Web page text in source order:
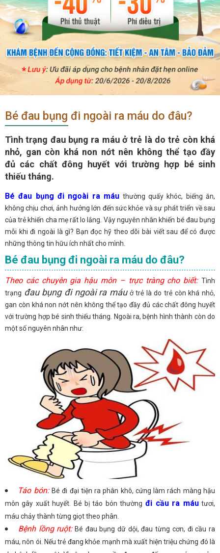
Bé đau bụng đi ngoài ra máu do đâu?
Tình trạng đau bụng ra máu ở trẻ là do trẻ còn khá
nhỏ, gan còn khá non nớt nên không thể tạo đầy
đủ các chất đông huyết với trường hợp bé sinh
thiếu tháng.
Bé đau bụng đi ngoài ra máu thường quấy khóc, biếng ăn,
không chịu chơi, ảnh hưởng lớn đến sức khỏe và sự phát triển về sau
của trẻ khiến cha mẹ rất lo lắng. Vậy nguyên nhân khiến bé đau bụng
mỗi khi đi ngoài là gì? Bạn đọc hỹ theo dõi bài viết sau để có được
những thông tin hữu ích nhất cho mình.
Bé đau bụng đi ngoài ra máu do đâu?
Theo các chuyên gia hậu môn – trực tràng cho biết: Tình
trạng đau bụng đi ngoài ra máuở trẻ là do trẻ còn khá nhỏ,
gan còn khá non nớt nên không thể tạo đầy đủ các chất đông huyết
với trường hợp bé sinh thiếu tháng. Ngoài ra, bệnh hình thành còn do
một số nguyên nhân như:
Táo bón: Bé đi đại tiện ra phân khô, cứng làm rách màng hậu
môn gây xuất huyết. Bé bị táo bón thường đi cầu ra máutươi,
máu chảy thành từng giọt theo phân.
Bệnh lồng ruột:Bé đau bụng dữ dội, đau từng cơn, đi cầu ra
máu, nôn ói. Nếu trẻ đang khỏe mạnh mà xuất hiện triệu chứng đó là